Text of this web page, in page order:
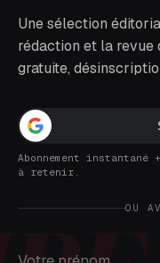
Une sélection
rédaction et la revue
gratuite,
Abonnement
à retenir.
OU